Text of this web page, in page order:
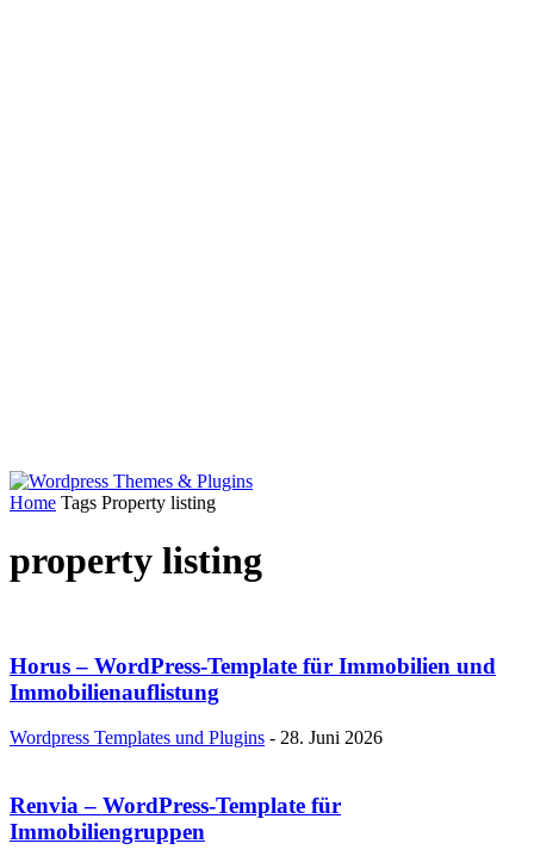
Home Tags Property listing
property listing
Horus – WordPress-Template für Immobilien und
Immobilienauflistung
Wordpress Templates und Plugins - 28. Juni 2026
Renvia – WordPress-Template für
Immobiliengruppen